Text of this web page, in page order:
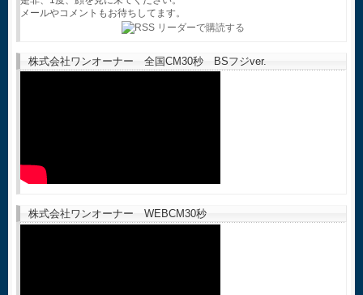
メールやコメントもお待ちしてます。
株式会社ワンオーナー 全国CM30秒 BSフジver.
株式会社ワンオーナー WEBCM30秒